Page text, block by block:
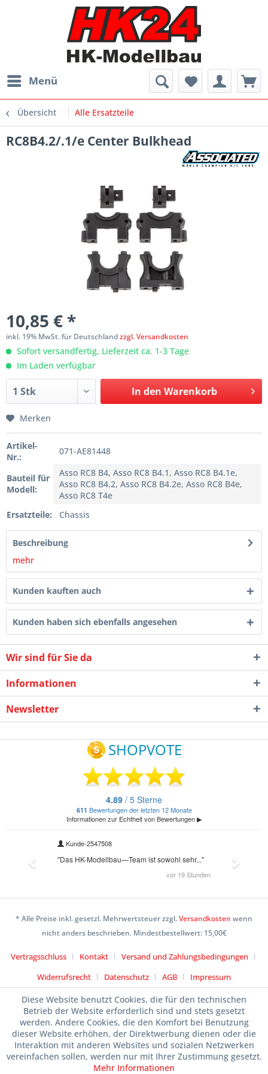
Menü
Übersicht Alle Ersatzteile
RC8B4.2/.1/e Center Bulkhead
10,85 € *
inkl. 19% MwSt. für Deutschlandzzgl. Versandkosten
Sofort versandfertig, Lieferzeit ca. 1-3 Tage
Im Laden verfügbar
In den Warenkorb
Merken
Artikel-
Nr.:
071-AE81448
Bauteil für
Modell:
Asso RC8 B4, Asso RC8 B4.1, Asso RC8 B4.1e,
Asso RC8 B4.2, Asso RC8 B4.2e, Asso RC8 B4e,
Asso RC8 T4e
Ersatzteile:
Chassis
Beschreibung
mehr
Kunden kauften auch
Kunden haben sich ebenfalls angesehen
Wir sind für Sie da
Informationen
Newsletter
* Alle Preise inkl. gesetzl. Mehrwertsteuer zzgl.Versandkosten wenn
nicht anders beschrieben. Mindestbestellwert: 15,00€
Vertragsschluss Kontakt
Versand und Zahlungsbedingungen
Widerrufsrecht
Datenschutz AGB Impressum
Diese Website benutzt Cookies, die für den technischen
Betrieb der Website erforderlich sind und stets gesetzt
werden. Andere Cookies, die den Komfort bei Benutzung
dieser Website erhöhen, der Direktwerbung dienen oder die
Interaktion mit anderen Websites und sozialen Netzwerken
vereinfachen sollen, werden nur mit Ihrer Zustimmung gesetzt.
Mehr Informationen